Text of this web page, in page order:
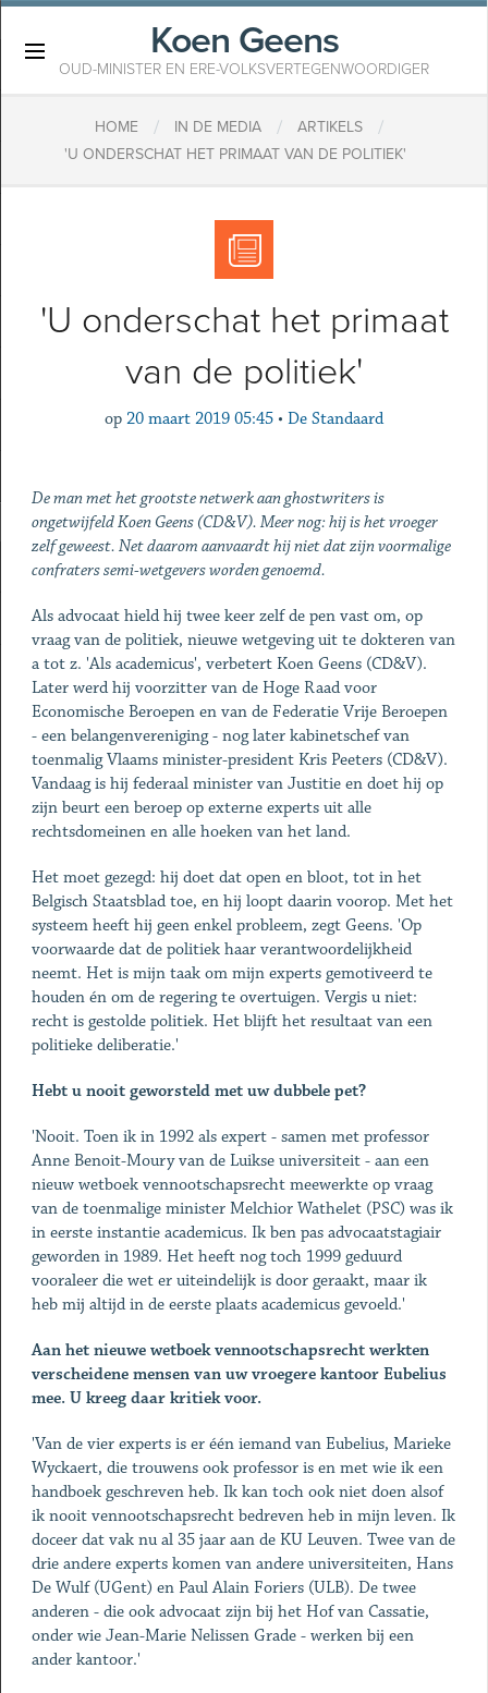
Koen Geens
OUD-MINISTER EN ERE-VOLKSVERTEGENWOORDIGER
HOME / IN DE MEDIA / ARTIKELS /
'U ONDERSCHAT HET PRIMAAT VAN DE POLITIEK'
'U onderschat het primaat
van de politiek'
op 20 maart 2019 05:45 • De Standaard
De man met het grootste netwerk aan ghostwriters is
ongetwijfeld Koen Geens (CD&V). Meer nog: hij is het vroeger
zelf geweest. Net daarom aanvaardt hij niet dat zijn voormalige
confraters semi-wetgevers worden genoemd.
Als advocaat hield hij twee keer zelf de pen vast om, op
vraag van de politiek, nieuwe wetgeving uit te dokteren van
a tot z. 'Als academicus', verbetert Koen Geens (CD&V).
Later werd hij voorzitter van de Hoge Raad voor
Economische Beroepen en van de Federatie Vrije Beroepen
- een belangenvereniging - nog later kabinetschef van
toenmalig Vlaams minister-president Kris Peeters (CD&V).
Vandaag is hij federaal minister van Justitie en doet hij op
zijn beurt een beroep op externe experts uit alle
rechtsdomeinen en alle hoeken van het land.
Het moet gezegd: hij doet dat open en bloot, tot in het
Belgisch Staatsblad toe, en hij loopt daarin voorop. Met het
systeem heeft hij geen enkel probleem, zegt Geens. 'Op
voorwaarde dat de politiek haar verantwoordelijkheid
neemt. Het is mijn taak om mijn experts gemotiveerd te
houden én om de regering te overtuigen. Vergis u niet:
recht is gestolde politiek. Het blijft het resultaat van een
politieke deliberatie.'
Hebt u nooit geworsteld met uw dubbele pet?
'Nooit. Toen ik in 1992 als expert - samen met professor
Anne Benoit-Moury van de Luikse universiteit - aan een
nieuw wetboek vennootschapsrecht meewerkte op vraag
van de toenmalige minister Melchior Wathelet (PSC) was ik
in eerste instantie academicus. Ik ben pas advocaatstagiair
geworden in 1989. Het heeft nog toch 1999 geduurd
vooraleer die wet er uiteindelijk is door geraakt, maar ik
heb mij altijd in de eerste plaats academicus gevoeld.'
Aan het nieuwe wetboek vennootschapsrecht werkten
verscheidene mensen van uw vroegere kantoor Eubelius
mee. U kreeg daar kritiek voor.
'Van de vier experts is er één iemand van Eubelius, Marieke
Wyckaert, die trouwens ook professor is en met wie ik een
handboek geschreven heb. Ik kan toch ook niet doen alsof
ik nooit vennootschapsrecht bedreven heb in mijn leven. Ik
doceer dat vak nu al 35 jaar aan de KU Leuven. Twee van de
drie andere experts komen van andere universiteiten, Hans
De Wulf (UGent) en Paul Alain Foriers (ULB). De twee
anderen - die ook advocaat zijn bij het Hof van Cassatie,
onder wie Jean-Marie Nelissen Grade - werken bij een
ander kantoor.'